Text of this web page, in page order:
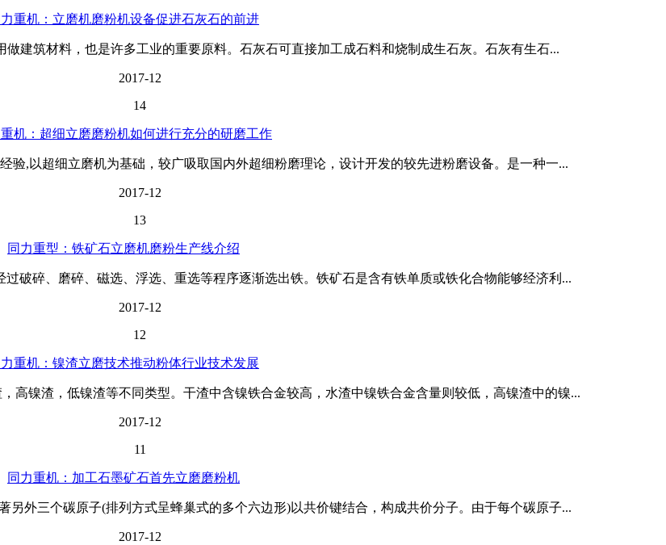
力重机：立磨机磨粉机设备促进石灰石的前进
建筑材料，也是许多工业的重要原料。石灰石可直接加工成石料和烧制成生石灰。石灰有生石...
2017-12
14
机：超细立磨磨粉机如何进行充分的研磨工作
验,以超细立磨机为基础，较广吸取国内外超细粉磨理论，设计开发的较先进粉磨设备。是一种一...
2017-12
13
同力重型：铁矿石立磨机磨粉生产线介绍
破碎、磨碎、磁选、浮选、重选等程序逐渐选出铁。铁矿石是含有铁单质或铁化合物能够经济利...
2017-12
12
力重机：镍渣立磨技术推动粉体行业技术发展
高镍渣，低镍渣等不同类型。干渣中含镍铁合金较高，水渣中镍铁合金含量则较低，高镍渣中的镍...
2017-12
11
同力重机：加工石墨矿石首先立磨磨粉机
另外三个碳原子(排列方式呈蜂巢式的多个六边形)以共价键结合，构成共价分子。由于每个碳原子...
2017-12